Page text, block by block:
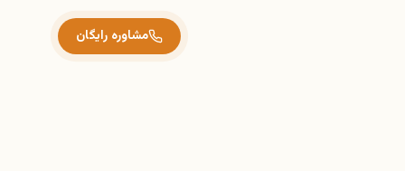
مشاوره رایگان